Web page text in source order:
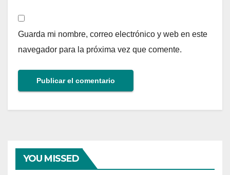
Guarda mi nombre, correo electrónico y web en este
navegador para la próxima vez que comente.
YOU MISSED